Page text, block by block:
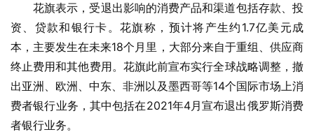
花旗表示，受退出影响的消费产品和渠道包括存款、投
资、贷款和银行卡。花旗称，预计将产生约1.7亿美元成
本，主要发生在未来18个月里，大部分来自于重组、供应商
终止费用和其他费用。花旗此前宣布实行全球战略调整，撤
出亚洲、欧洲、中东、非洲以及墨西哥等14个国际市场上消
费者银行业务，其中包括在2021年4月宣布退出俄罗斯消费
者银行业务。